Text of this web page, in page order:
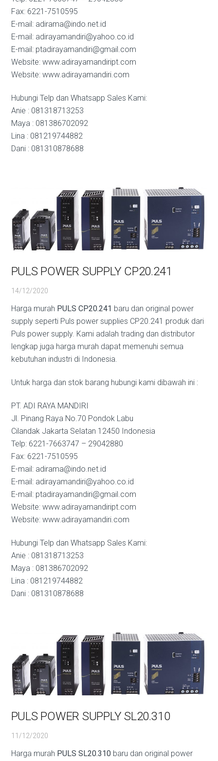
Fax: 6221-7510595
E-mail: adirama@indo.net.id
E-mail: adirayamandiri@yahoo.co.id
E-mail: ptadirayamandiri@gmail.com
Website: www.adirayamandiript.com
Website: www.adirayamandiri.com
Hubungi Telp dan Whatsapp Sales Kami:
Anie : 081318713253
Maya : 081386702092
Lina : 081219744882
Dani : 081310878688
PULS POWER SUPPLY CP20.241
14/12/2020
Harga murah PULS CP20.241 baru dan original power
supply seperti Puls power supplies CP20.241 produk dari
Puls power supply. Kami adalah trading dan distributor
lengkap juga harga murah dapat memenuhi semua
kebutuhan industri di Indonesia.
Untuk harga dan stok barang hubungi kami dibawah ini :
PT. ADI RAYA MANDIRI
Jl. Pinang Raya No.70 Pondok Labu
Cilandak Jakarta Selatan 12450 Indonesia
Telp: 6221-7663747 – 29042880
Fax: 6221-7510595
E-mail: adirama@indo.net.id
E-mail: adirayamandiri@yahoo.co.id
E-mail: ptadirayamandiri@gmail.com
Website: www.adirayamandiript.com
Website: www.adirayamandiri.com
Hubungi Telp dan Whatsapp Sales Kami:
Anie : 081318713253
Maya : 081386702092
Lina : 081219744882
Dani : 081310878688
PULS POWER SUPPLY SL20.310
11/12/2020
Harga murah PULS SL20.310baru dan original power